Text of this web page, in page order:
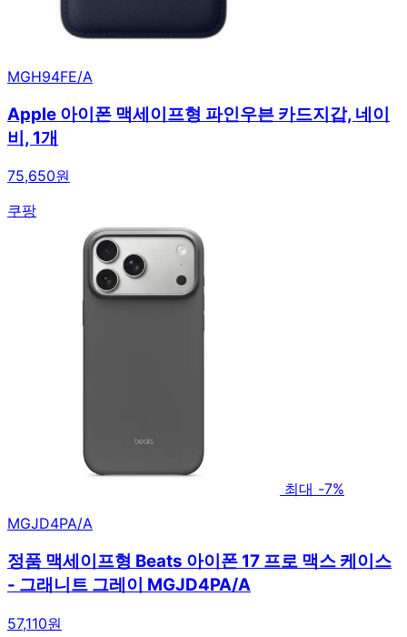
MGH94FE/A
Apple 아이폰 맥세이프형 파인우븐 카드지갑, 네이
비, 1개
75,650원
쿠팡
최대 -7%
MGJD4PA/A
정품 맥세이프형 Beats 아이폰 17 프로 맥스 케이스
- 그래니트 그레이 MGJD4PA/A
57,110원